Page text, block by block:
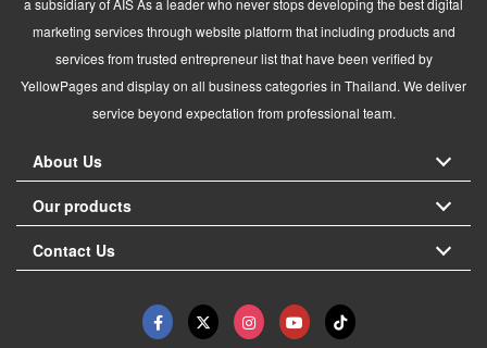
marketing services through website platform that including products and
services from trusted entrepreneur list that have been verified by
YellowPages and display on all business categories in Thailand. We deliver
service beyond expectation from professional team.
About Us
Our products
Contact Us